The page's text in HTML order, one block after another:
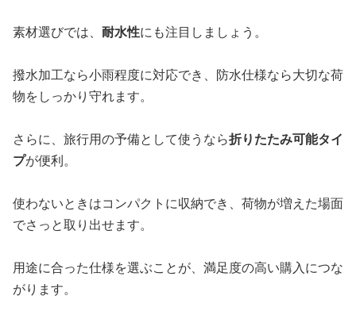
素材選びでは、 耐水性にも注目しましょう。
撥水加工なら小雨程度に対応でき、防水仕様なら大切な荷
物をしっかり守れます。
さらに、旅行用の予備として使うなら折りたたみ可能タイ
プが便利。
使わないときはコンパクトに収納でき、荷物が増えた場面
でさっと取り出せます。
用途に合った仕様を選ぶことが、満足度の高い購入につな
がります。